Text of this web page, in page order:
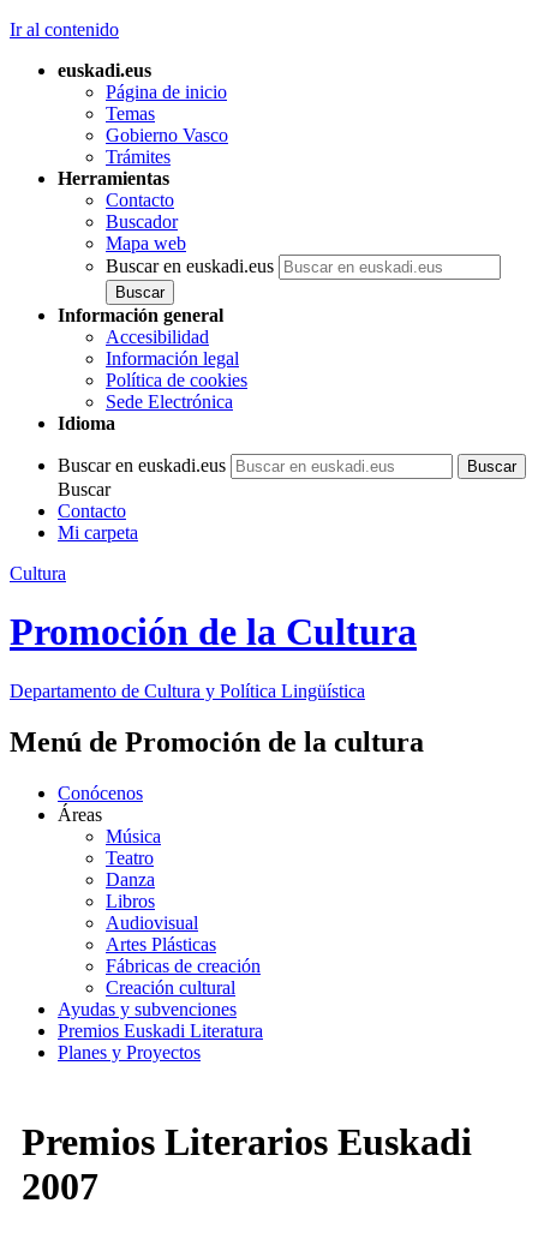
Ir al contenido
euskadi.eus
Página de inicio
Temas
Gobierno Vasco
Trámites
Herramientas
Contacto
Buscador
Mapa web
Buscar en euskadi.eus
Información general
Accesibilidad
Información legal
Política de cookies
Sede Electrónica
Idioma
Buscar en euskadi.eus
Buscar
Contacto
Mi carpeta
Cultura
Promoción de la Cultura
Departamento de Cultura y Política Lingüística
Menú de Promoción de la cultura
Conócenos
Áreas
Música
Teatro
Danza
Libros
Audiovisual
Artes Plásticas
Fábricas de creación
Creación cultural
Ayudas y subvenciones
Premios Euskadi Literatura
Planes y Proyectos
Premios Literarios Euskadi
2007